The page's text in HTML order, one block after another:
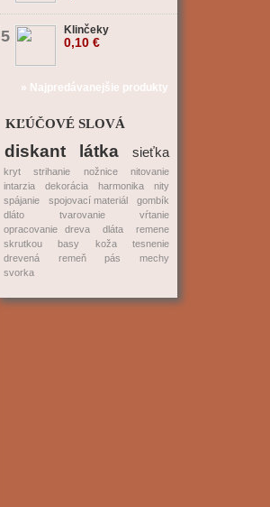
5 Klinčeky
0,10 €
» Najpredávanejšie produkty
KĽÚČOVÉ SLOVÁ
diskant látka sieťka
kryt strihanie nožnice
nitovanie
intarzia
dekorácia harmonika
nity
spájanie
spojovací materiál
gombík
dláto
tvarovanie
vŕtanie
opracovanie dreva
dláta
remene
skrutkou
basy koža
tesnenie
drevená
remeň pás
mechy
svorka